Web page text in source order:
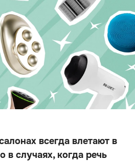
всегда влетают в
в случаях, когда речь